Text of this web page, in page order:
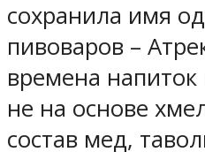
сохранила имя
пивоваров –
времена напиток
не на основе
состав мед,